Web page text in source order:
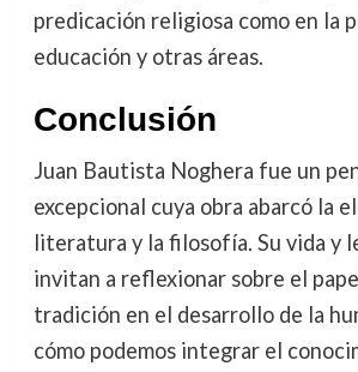
predicación religiosa como en la
educación y otras áreas.
Conclusión
Juan Bautista Noghera fue un
excepcional cuya obra abarcó la
literatura y la filosofía. Su vida y
invitan a reflexionar sobre el
tradición en el desarrollo de la
cómo podemos integrar el